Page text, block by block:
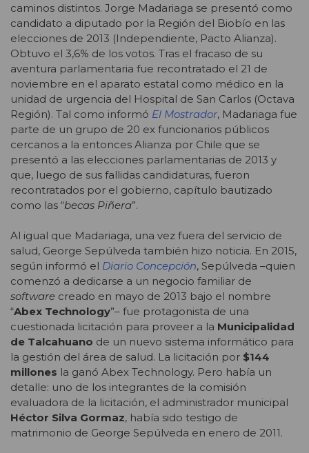
caminos distintos. Jorge Madariaga se presentó como
candidato a diputado por la Región del Biobío en las
elecciones de 2013 (Independiente, Pacto Alianza).
Obtuvo el 3,6% de los votos. Tras el fracaso de su
aventura parlamentaria fue recontratado el 21 de
noviembre en el aparato estatal como médico en la
unidad de urgencia del Hospital de San Carlos (Octava
Región). Tal como informó El Mostrador, Madariaga fue
parte de un grupo de 20 ex funcionarios públicos
cercanos a la entonces Alianza por Chile que se
presentó a las elecciones parlamentarias de 2013 y
que, luego de sus fallidas candidaturas, fueron
recontratados por el gobierno, capítulo bautizado
como las “becas Piñera”.
Al igual que Madariaga, una vez fuera del servicio de
salud, George Sepúlveda también hizo noticia. En 2015,
según informó el Diario Concepción, Sepúlveda –quien
comenzó a dedicarse a un negocio familiar de
software creado en mayo de 2013 bajo el nombre
“Abex Technology”– fue protagonista de una
cuestionada licitación para proveer a la Municipalidad
de Talcahuano de un nuevo sistema informático para
la gestión del área de salud. La licitación por $144
millones la ganó Abex Technology. Pero había un
detalle: uno de los integrantes de la comisión
evaluadora de la licitación, el administrador municipal
Héctor Silva Gormaz, había sido testigo de
matrimonio de George Sepúlveda en enero de 2011.